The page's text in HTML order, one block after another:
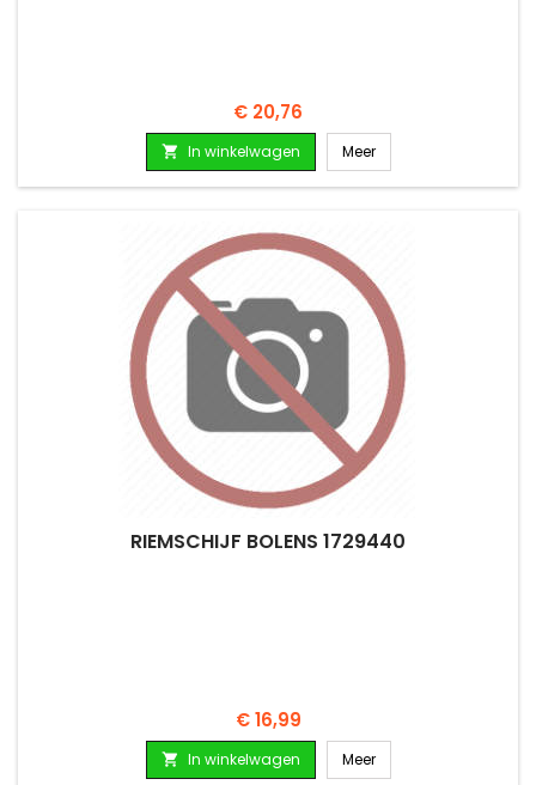
Prijs
€ 20,76
 In winkelwagen Meer
RIEMSCHIJF BOLENS 1729440
Prijs
€ 16,99
 In winkelwagen Meer